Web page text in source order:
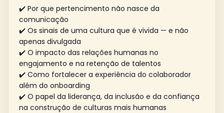
✔️ Por que pertencimento não nasce da
comunicação
✔️ Os sinais de uma cultura que é vivida — e não
apenas divulgada
✔️ O impacto das relações humanas no
engajamento e na retenção de talentos
✔️ Como fortalecer a experiência do colaborador
além do onboarding
✔️ O papel da liderança, da inclusão e da confiança
na construção de culturas mais humanas